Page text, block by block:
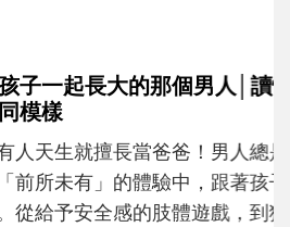
那個男人│讀懂父親的
當爸爸！男人總是在一次
體驗中，跟著孩子一起長
的肢體遊戲，到獨立自